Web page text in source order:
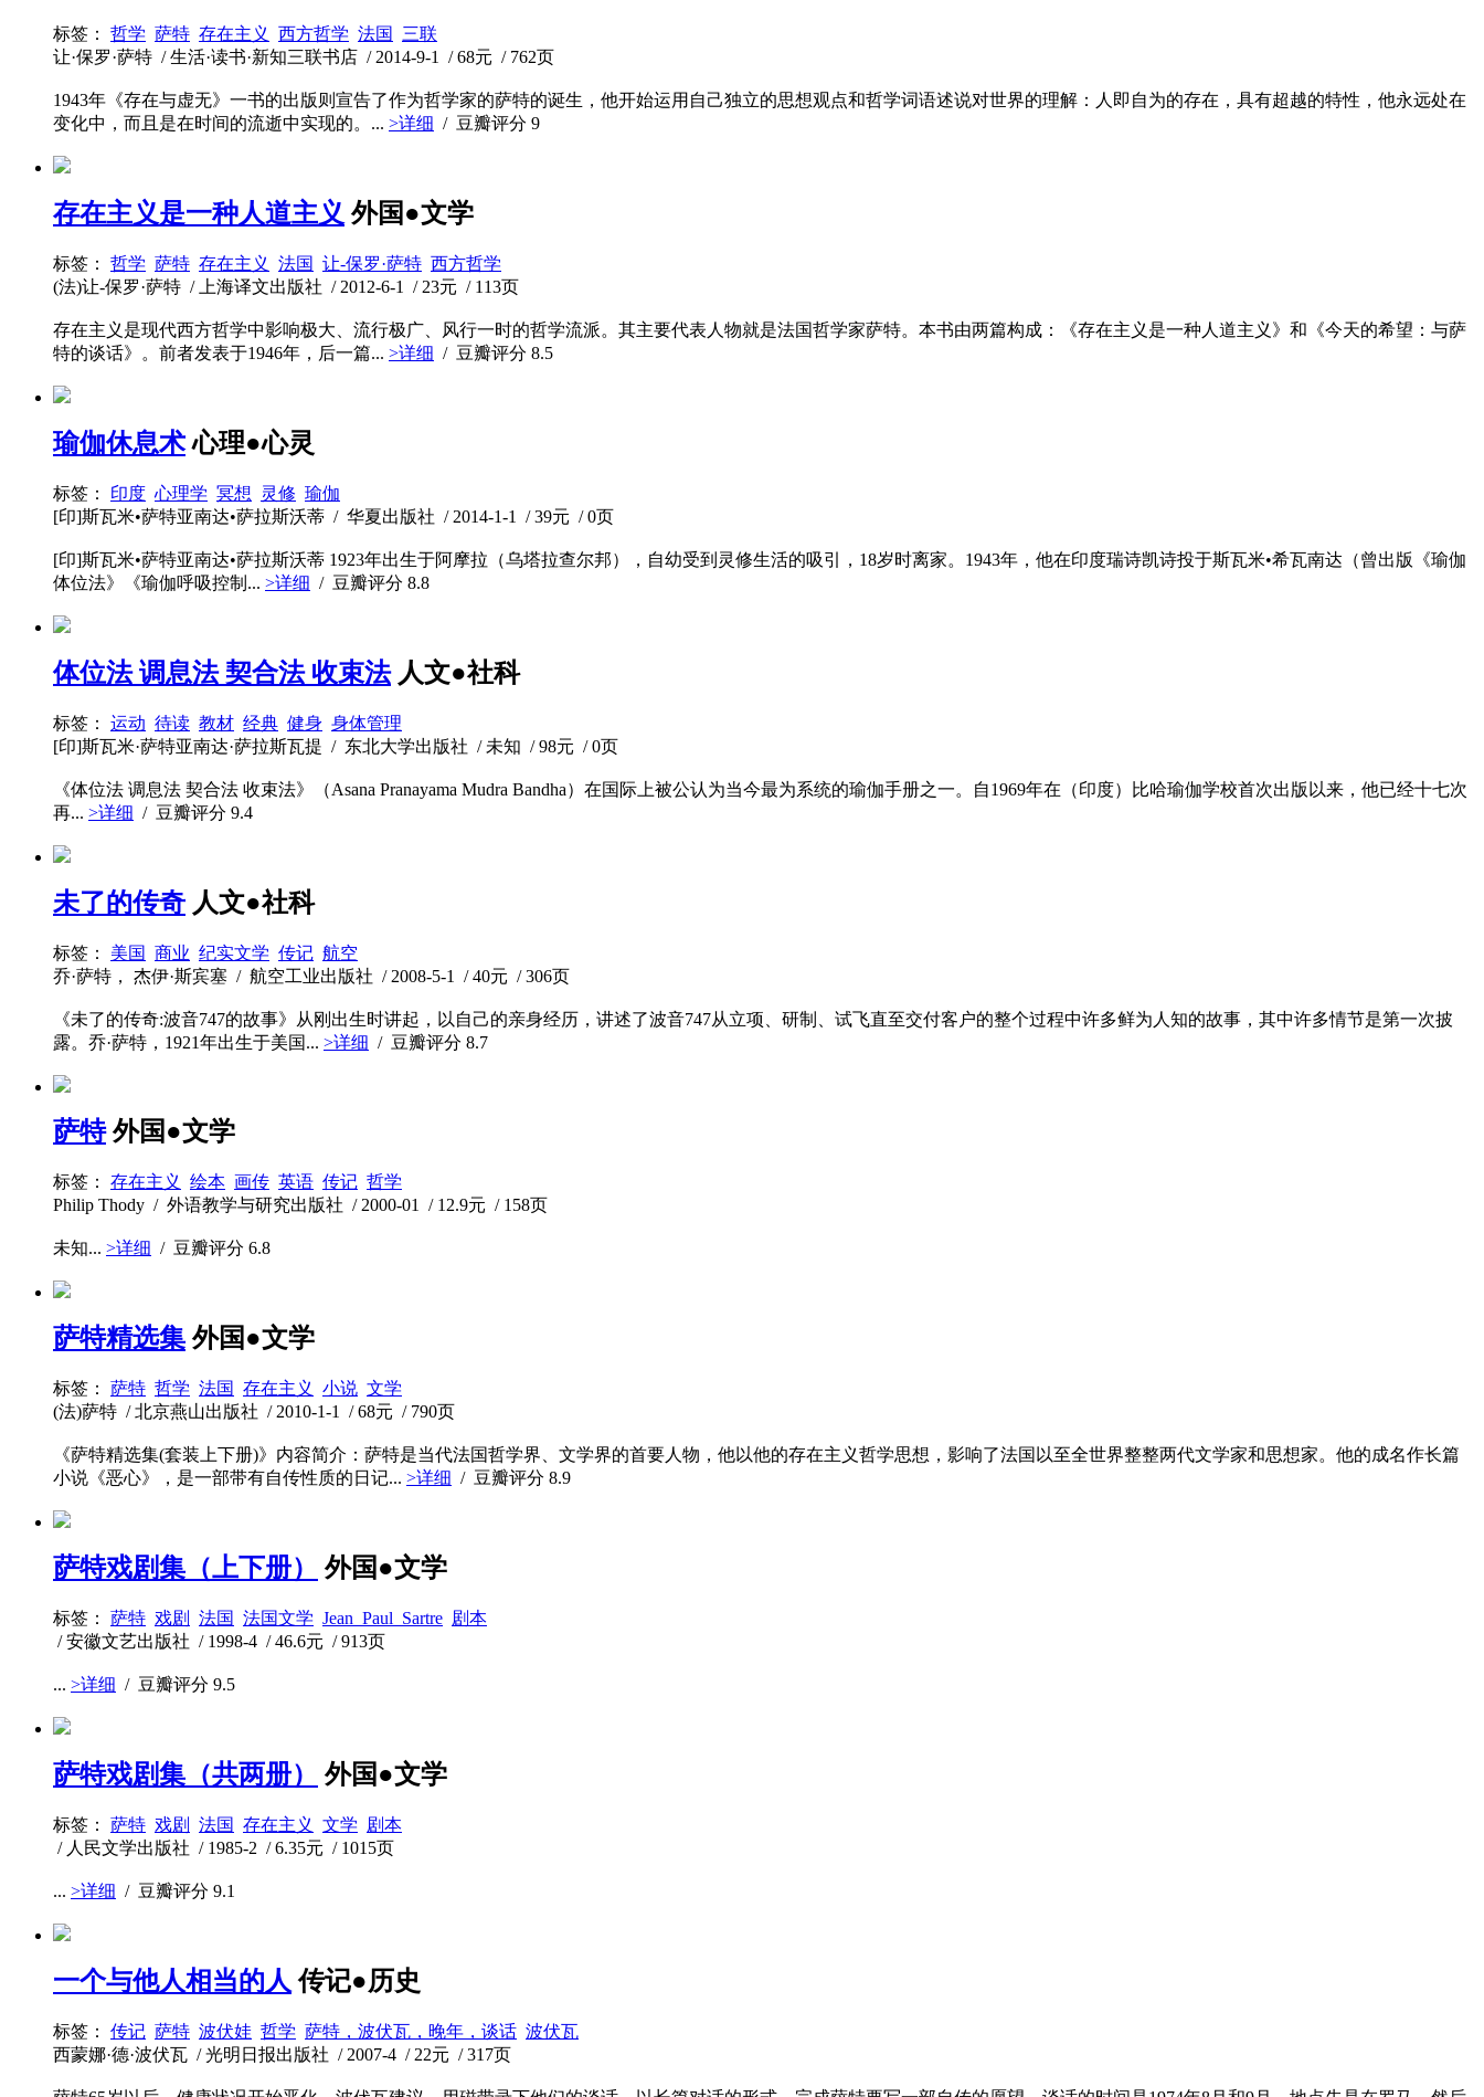
标签： 哲学 萨特 存在主义 西方哲学 法国
三联
让·保罗·萨特 / 生活·读书·新知三联书店 / 2014-9-1 / 68元 / 762页
1943年《存在与虚无》一书的出版则宣告了作为哲学家的萨特的诞生，他开始运用自己独立的思想观点和哲学词语述说对世界的理解：人即自为的存在，具有超越的特性，他永远处在
变化中，而且是在时间的流逝中实现的。... >详细 / 豆瓣评分 9
存在主义是一种人道主义 外国●文学
标签： 哲学 萨特 存在主义 法国 让-保罗·萨特 西方哲学
(法)让-保罗·萨特 / 上海译文出版社 / 2012-6-1 / 23元 / 113页
存在主义是现代西方哲学中影响极大、流行极广、风行一时的哲学流派。其主要代表人物就是法国哲学家萨特。本书由两篇构成：《存在主义是一种人道主义》和《今天的希望：与萨
特的谈话》。前者发表于1946年，后一篇... >详细 / 豆瓣评分 8.5
瑜伽休息术 心理●心灵
标签： 印度 心理学 冥想 灵修 瑜伽
[印]斯瓦米•萨特亚南达•萨拉斯沃蒂 / 华夏出版社 / 2014-1-1 / 39元 / 0页
[印]斯瓦米•萨特亚南达•萨拉斯沃蒂 1923年出生于阿摩拉（乌塔拉查尔邦），自幼受到灵修生活的吸引，18岁时离家。1943年，他在印度瑞诗凯诗投于斯瓦米•希瓦南达（曾出版《瑜伽
体位法》《瑜伽呼吸控制... >详细 / 豆瓣评分 8.8
体位法 调息法 契合法 收束法 人文●社科
标签： 运动 待读 教材 经典 健身 身体管理
[印]斯瓦米·萨特亚南达·萨拉斯瓦提 / 东北大学出版社 / 未知 / 98元 / 0页
《体位法 调息法 契合法 收束法》（Asana Pranayama Mudra Bandha）在国际上被公认为当今最为系统的瑜伽手册之一。自1969年在（印度）比哈瑜伽学校首次出版以来，他已经十七次
再... >详细 / 豆瓣评分 9.4
未了的传奇 人文●社科
标签： 美国 商业 纪实文学 传记 航空
乔·萨特， 杰伊·斯宾塞 / 航空工业出版社 / 2008-5-1 / 40元 / 306页
《未了的传奇:波音747的故事》从刚出生时讲起，以自己的亲身经历，讲述了波音747从立项、研制、试飞直至交付客户的整个过程中许多鲜为人知的故事，其中许多情节是第一次披
露。乔·萨特，1921年出生于美国... >详细 / 豆瓣评分 8.7
萨特 外国●文学
标签： 存在主义 绘本 画传 英语 传记 哲学
Philip Thody / 外语教学与研究出版社 / 2000-01 / 12.9元 / 158页
未知... >详细 / 豆瓣评分 6.8
萨特精选集 外国●文学
标签： 萨特 哲学 法国 存在主义 小说 文学
(法)萨特 / 北京燕山出版社 / 2010-1-1 / 68元 / 790页
《萨特精选集(套装上下册)》内容简介：萨特是当代法国哲学界、文学界的首要人物，他以他的存在主义哲学思想，影响了法国以至全世界整整两代文学家和思想家。他的成名作长篇
小说《恶心》，是一部带有自传性质的日记... >详细 / 豆瓣评分 8.9
萨特戏剧集（上下册） 外国●文学
标签： 萨特 戏剧 法国 法国文学 Jean_Paul_Sartre 剧本
/ 安徽文艺出版社 / 1998-4 / 46.6元 / 913页
... >详细 / 豆瓣评分 9.5
萨特戏剧集（共两册） 外国●文学
标签： 萨特 戏剧 法国 存在主义 文学 剧本
/ 人民文学出版社 / 1985-2 / 6.35元 / 1015页
... >详细 / 豆瓣评分 9.1
一个与他人相当的人 传记●历史
标签： 传记 萨特 波伏娃 哲学 萨特，波伏瓦，晚年，谈话 波伏瓦
西蒙娜·德·波伏瓦 / 光明日报出版社 / 2007-4 / 22元 / 317页